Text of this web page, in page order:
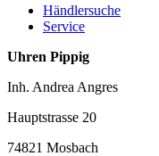
Händlersuche
Service
Uhren Pippig
Inh. Andrea Angres
Hauptstrasse 20
74821 Mosbach